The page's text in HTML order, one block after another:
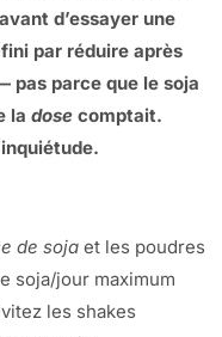
d’essayer une
par réduire après
pas parce que le soja
la dose comptait.
de soja et les poudres
soja/jour maximum
les shakes